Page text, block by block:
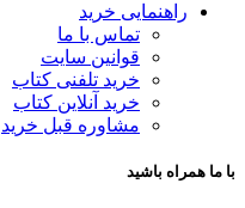
راهنمایی خرید
تماس با ما
قوانین سایت
خرید تلفنی کتاب
خرید آنلاین کتاب
مشاوره قبل خرید
با ما همراه باشید